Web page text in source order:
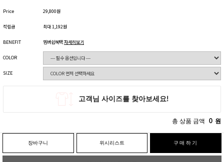
Price 29,800원
적립금 최대 1,192원
BENEFIT 멤버쉽혜택자세히보기
COLOR
SIZE
총 상품 금액 0 원
장바구니 위시리스트 구매하기